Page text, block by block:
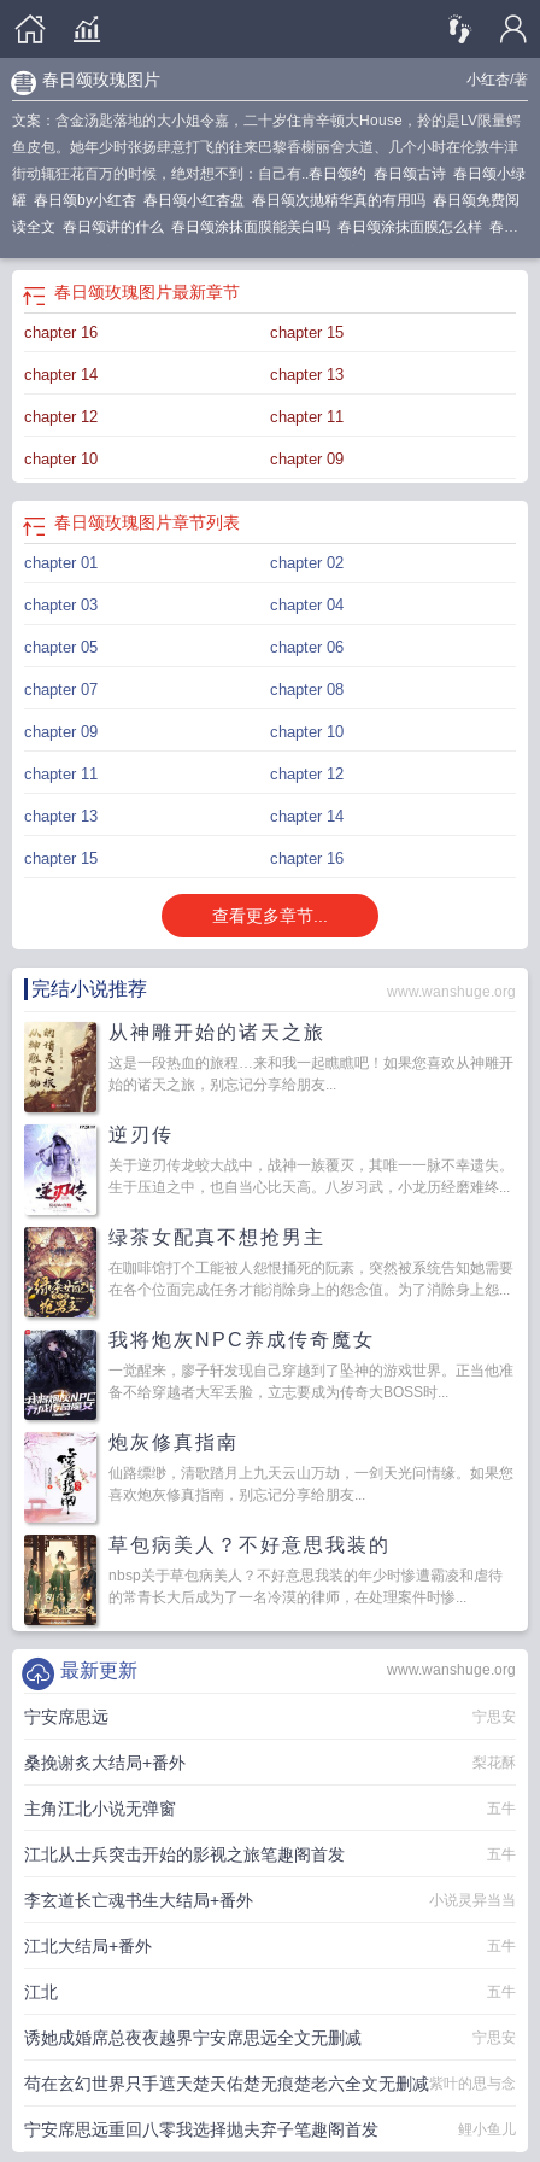
小红杏/著
春日颂玫瑰图片
文案：含金汤匙落地的大小姐令嘉，二十岁住肯辛顿大House，拎的是LV限量鳄
鱼皮包。她年少时张扬肆意打飞的往来巴黎香榭丽舍大道、几个小时在伦敦牛津
街动辄狂花百万的时候，绝对想不到：自己有..春日颂约 春日颂古诗 春日颂小绿
罐 春日颂by小红杏 春日颂小红杏盘 春日颂次抛精华真的有用吗 春日颂免费阅
读全文 春日颂讲的什么 春日颂涂抹面膜能美白吗 春日颂涂抹面膜怎么样 春日
春日颂令嘉 春日宋朱熹的诗词的古诗
日颂TXT
日颂 令嘉 春日颂诗歌 春日颂涂抹面膜
春日颂铃兰 春日颂歌作文
龄春日颂是什么意思 春日颂小红杏全文免费阅读
春日颂玫瑰图片最新章节
chapter 16 chapter 15
chapter 14 chapter 13
chapter 12 chapter 11
chapter 10 chapter 09
春日颂玫瑰图片章节列表
chapter 01 chapter 02
chapter 03 chapter 04
chapter 05 chapter 06
chapter 07 chapter 08
chapter 09 chapter 10
chapter 11 chapter 12
chapter 13 chapter 14
chapter 15 chapter 16
查看更多章节...
完结小说推荐 www.wanshuge.org
从神雕开始的诸天之旅
这是一段热血的旅程…来和我一起瞧瞧吧！如果您喜欢从神雕开
始的诸天之旅，别忘记分享给朋友...
逆刃传
关于逆刃传龙蛟大战中，战神一族覆灭，其唯一一脉不幸遗失。
生于压迫之中，也自当心比天高。八岁习武，小龙历经磨难终...
绿茶女配真不想抢男主
在咖啡馆打个工能被人怨恨捅死的阮素，突然被系统告知她需要
在各个位面完成任务才能消除身上的怨念值。为了消除身上怨...
我将炮灰NPC养成传奇魔女
一觉醒来，廖子轩发现自己穿越到了坠神的游戏世界。正当他准
备不给穿越者大军丢脸，立志要成为传奇大BOSS时...
炮灰修真指南
仙路缥缈，清歌踏月上九天云山万劫，一剑天光问情缘。如果您
喜欢炮灰修真指南，别忘记分享给朋友...
草包病美人？不好意思我装的
nbsp关于草包病美人？不好意思我装的年少时惨遭霸凌和虐待
的常青长大后成为了一名冷漠的律师，在处理案件时惨...
www.wanshuge.org
最新更新
宁安席思远 宁思安
桑挽谢炙大结局+番外 梨花酥
主角江北小说无弹窗 五牛
江北从士兵突击开始的影视之旅笔趣阁首发 五牛
李玄道长亡魂书生大结局+番外 小说灵异当当
江北大结局+番外 五牛
江北 五牛
诱她成婚席总夜夜越界宁安席思远全文无删减 宁思安
苟在玄幻世界只手遮天楚天佑楚无痕楚老六全文无删减紫叶的思与念
宁安席思远重回八零我选择抛夫弃子笔趣阁首发 鲤小鱼儿